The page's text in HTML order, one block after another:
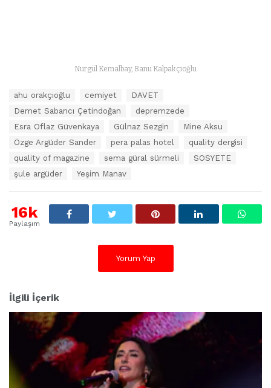
Nurgül Kemalbay, Banu Kalpakçıoğlu
ahu orakçıoğlu cemiyet
DAVET
Demet Sabancı Çetindoğan
depremzede
Esra Oflaz Güvenkaya
Gülnaz Sezgin
Mine Aksu
Özge Argüder Sander
pera palas hotel
quality dergisi
quality of magazine
sema güral sürmeli
SOSYETE
şule argüder
Yeşim Manav
16k
Paylaşım
Yorum Yap
İlgili İçerik